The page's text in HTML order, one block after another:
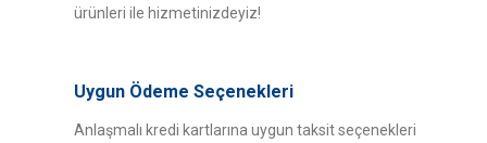
Bu ürüne benzer farklı alternatifler olmalı.
ürünleri ile hizmetinizdeyiz!
Uygun Ödeme Seçenekleri
Anlaşmalı kredi kartlarına uygun taksit seçenekleri